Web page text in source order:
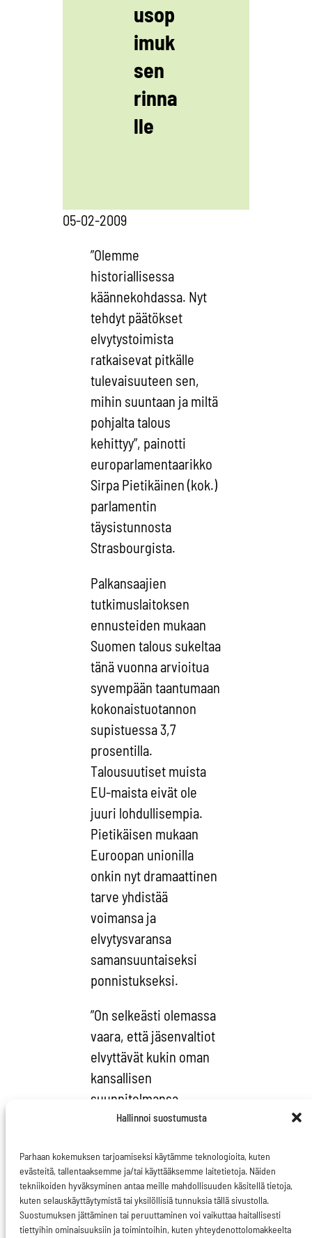
Hallinnoi suostumusta
Parhaan kokemuksen tarjoamiseksi käytämme teknologioita, kuten
evästeitä, tallentaaksemme ja/tai käyttääksemme laitetietoja. Näiden
tekniikoiden hyväksyminen antaa meille mahdollisuuden käsitellä tietoja,
kuten selauskäyttäytymistä tai yksilöllisiä tunnuksia tällä sivustolla.
Suostumuksen jättäminen tai peruuttaminen voi vaikuttaa haitallisesti
tiettyihin ominaisuuksiin ja toimintoihin, kuten yhteydenottolomakkeelta
usop
imuk
sen
rinna
lle
05-02-2009
”Olemme
historiallisessa
käännekohdassa. Nyt
tehdyt päätökset
elvytystoimista
ratkaisevat pitkälle
tulevaisuuteen sen,
mihin suuntaan ja miltä
pohjalta talous
kehittyy”, painotti
europarlamentaarikko
Sirpa Pietikäinen (kok.)
parlamentin
täysistunnosta
Strasbourgista.
Palkansaajien
tutkimuslaitoksen
ennusteiden mukaan
Suomen talous sukeltaa
tänä vuonna arvioitua
syvempään taantumaan
kokonaistuotannon
supistuessa 3,7
prosentilla.
Talousuutiset muista
EU-maista eivät ole
juuri lohdullisempia.
Pietikäisen mukaan
Euroopan unionilla
onkin nyt dramaattinen
tarve yhdistää
voimansa ja
elvytysvaransa
samansuuntaiseksi
ponnistukseksi.
”On selkeästi olemassa
vaara, että jäsenvaltiot
elvyttävät kukin oman
kansallisen
suunnitelmansa
mukaisesti ilman
koordinaatiota. Tällöin
eri hankkeet uhkaavat
lyödä toisiaan korville.
Köydenvedon sijaan